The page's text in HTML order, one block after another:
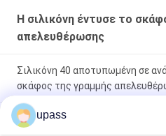
Η σιλικόνη έντυσε το
απελευθέρωσης
Σιλικόνη 40 αποτυπωμένη σε
σκάφος της γραμμής
HDPE κόκκινου χρώματος HDPE
σιλικόνη έντυσε το σκάφος
upass